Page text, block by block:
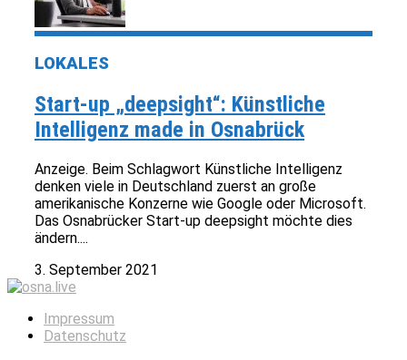
LOKALES
Start-up „deepsight“: Künstliche
Intelligenz made in Osnabrück
Anzeige. Beim Schlagwort Künstliche Intelligenz
denken viele in Deutschland zuerst an große
amerikanische Konzerne wie Google oder Microsoft.
Das Osnabrücker Start-up deepsight möchte dies
ändern....
3. September 2021
Impressum
Datenschutz